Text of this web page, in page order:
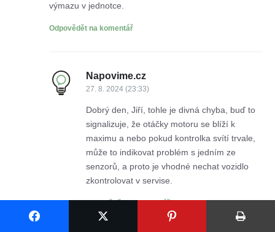
výmazu v jednotce.
Odpovědět na komentář
Napovime.cz
27. 8. 2024 (23:33)
Dobrý den, Jiří, tohle je divná chyba, buď to
signalizuje, že otáčky motoru se blíží k
maximu a nebo pokud kontrolka svítí trvale,
může to indikovat problém s jedním ze
senzorů, a proto je vhodné nechat vozidlo
zkontrolovat v servise.​